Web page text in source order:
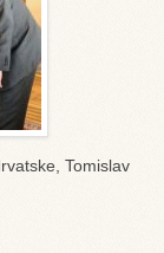
Tomislav